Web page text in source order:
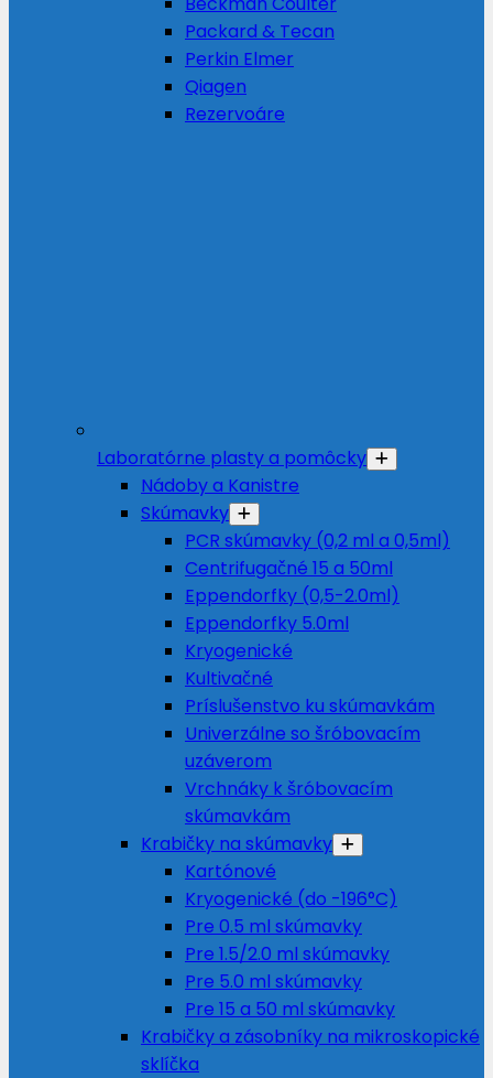
Packard & Tecan
Perkin Elmer
Qiagen
Rezervoáre
Laboratórne plasty a pomôcky
Nádoby a Kanistre
Skúmavky
PCR skúmavky (0,2 ml a 0,5ml)
Centrifugačné 15 a 50ml
Eppendorfky (0,5-2.0ml)
Eppendorfky 5.0ml
Kryogenické
Kultivačné
Príslušenstvo ku skúmavkám
Univerzálne so šróbovacím
uzáverom
Vrchnáky k šróbovacím
skúmavkám
Krabičky na skúmavky
Kartónové
Kryogenické (do -196°C)
Pre 0.5 ml skúmavky
Pre 1.5/2.0 ml skúmavky
Pre 5.0 ml skúmavky
Pre 15 a 50 ml skúmavky
Krabičky a zásobníky na mikroskopické
sklíčka